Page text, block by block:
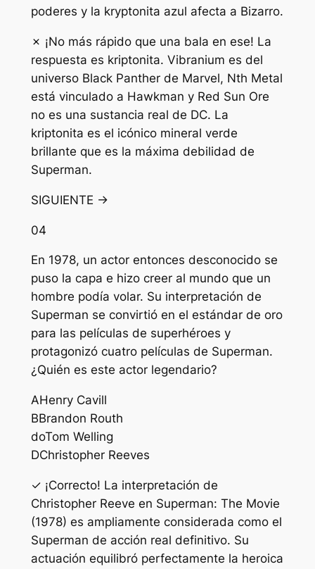
poderes y la kryptonita azul afecta a Bizarro.
✗ ¡No más rápido que una bala en ese! La
respuesta es kriptonita. Vibranium es del
universo Black Panther de Marvel, Nth Metal
está vinculado a Hawkman y Red Sun Ore
no es una sustancia real de DC. La
kriptonita es el icónico mineral verde
brillante que es la máxima debilidad de
Superman.
SIGUIENTE →
04
En 1978, un actor entonces desconocido se
puso la capa e hizo creer al mundo que un
hombre podía volar. Su interpretación de
Superman se convirtió en el estándar de oro
para las películas de superhéroes y
protagonizó cuatro películas de Superman.
¿Quién es este actor legendario?
AHenry Cavill
BBrandon Routh
doTom Welling
DChristopher Reeves
✓ ¡Correcto! La interpretación de
Christopher Reeve en Superman: The Movie
(1978) es ampliamente considerada como el
Superman de acción real definitivo. Su
actuación equilibró perfectamente la heroica